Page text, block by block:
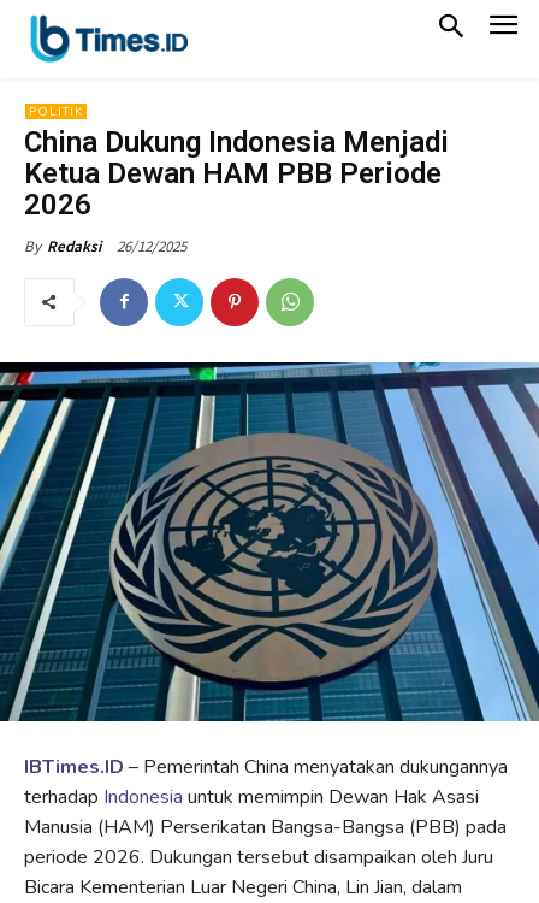
POLITIK
China Dukung Indonesia Menjadi
Ketua Dewan HAM PBB Periode
2026
By Redaksi 26/12/2025
IBTimes.ID – Pemerintah China menyatakan dukungannya
terhadap Indonesia untuk memimpin Dewan Hak Asasi
Manusia (HAM) Perserikatan Bangsa-Bangsa (PBB) pada
periode 2026. Dukungan tersebut disampaikan oleh Juru
Bicara Kementerian Luar Negeri China, Lin Jian, dalam